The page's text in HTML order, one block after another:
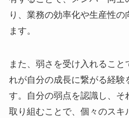
り、業務の効率化や生産性の
ます。
また、弱さを受け入れるこ
れが自分の成長に繋がる経験
す。自分の弱点を認識し、そ
取り組むことで、個々のスキ